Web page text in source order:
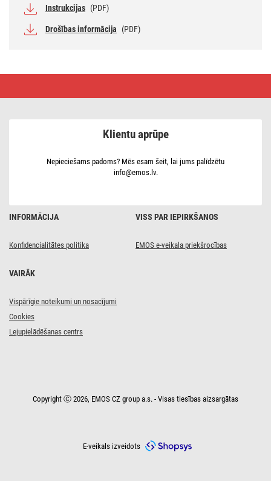
Instrukcijas (PDF)
Drošības informācija (PDF)
sensors,
INFORMĀCIJA
Konfidencialitātes politika
VISS PAR IEPIRKŠANOS
EMOS e-veikala priekšrocības
VAIRĀK
Vispārīgie noteikumi un nosacījumi
Cookies
Lejupielādēšanas centrs
Klientu aprūpe
Nepieciešams padoms? Mēs esam šeit, lai jums palīdzētu
info@emos.lv.
Copyright Ⓒ 2026, EMOS CZ group a.s. - Visas tiesības aizsargātas
E-veikals izveidots